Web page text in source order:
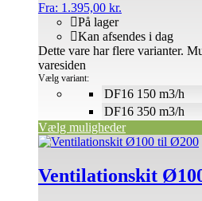
Fra: 1.395,00 kr.
På lager
Kan afsendes i dag
Vælg variant:
Vælg muligheder
Dette vare har flere varianter.
varesiden
DF16 150 m3/h
DF16 350 m3/h
Ventilationskit